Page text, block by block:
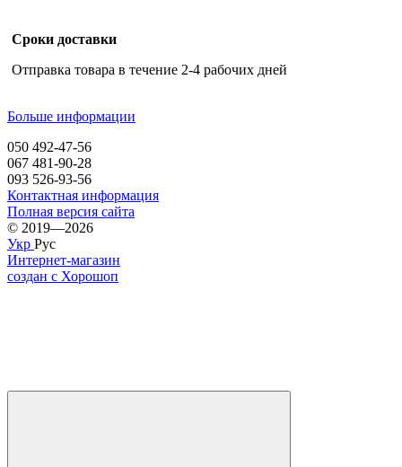
Сроки доставки
Отправка товара в течение 2-4 рабочих дней
Больше информации
050 492-47-56
067 481-90-28
093 526-93-56
Контактная информация
Полная версия сайта
© 2019—2026
Укр Рус
Интернет-магазин
создан с Хорошоп